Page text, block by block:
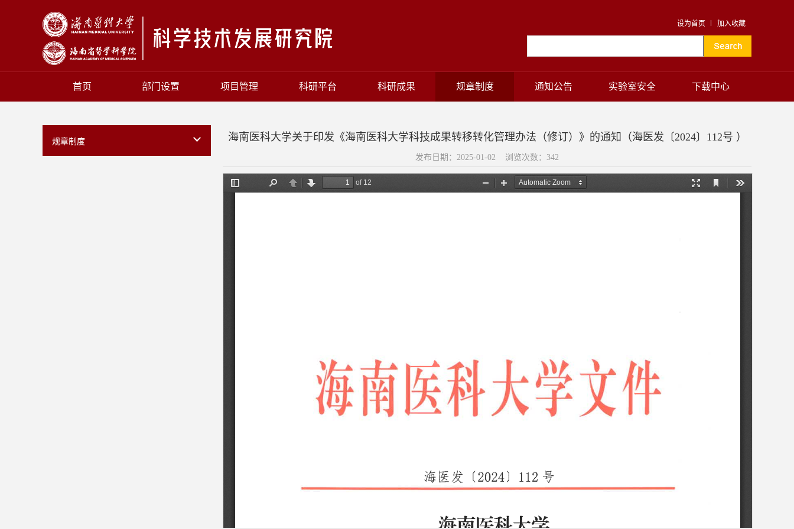
设为首页 加入收藏
首页 部门设置 项目管理 科研平台 科研成果 规章制度 通知公告 实验室安全 下载中心
规章制度 海南医科大学关于印发《海南医科大学科技成果转移转化管理办法（修订）》的通知（海医发〔2024〕112号 ）
发布日期：2025-01-02 浏览次数： 342